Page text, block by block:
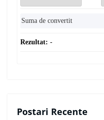
Rezultat: -
Postari Recente